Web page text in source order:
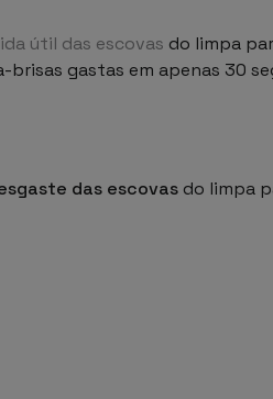
útil das escovas do limpa
gastas em apenas 30
das escovas do limpa